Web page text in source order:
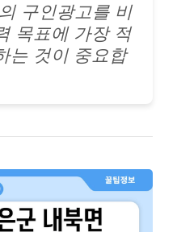
구인광고를 비
목표에 가장 적
는 것이 중요합